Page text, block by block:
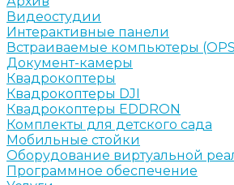
Видеостудии
Интерактивные панели
Встраиваемые компьютеры
Документ-камеры
Квадрокоптеры
Квадрокоптеры DJI
Квадрокоптеры EDDRON
Комплекты для детского сада
Мобильные стойки
Оборудование виртуальной
Программное обеспечение